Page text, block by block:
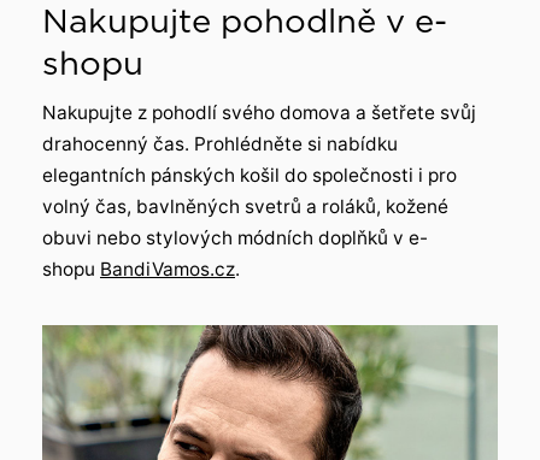
Nakupujte pohodlně v e-
shopu
Nakupujte z pohodlí svého domova a šetřete svůj
drahocenný čas. Prohlédněte si nabídku
elegantních pánských košil do společnosti i pro
volný čas, bavlněných svetrů a roláků, kožené
obuvi nebo stylových módních doplňků v e-
shopu BandiVamos.cz.